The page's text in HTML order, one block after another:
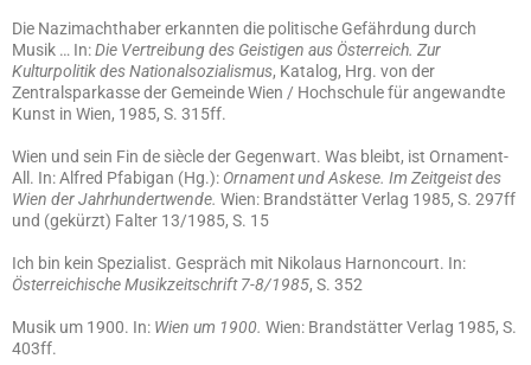
Die Nazimachthaber erkannten die politische Gefährdung durch
Musik … In:Die Vertreibung des Geistigen aus Österreich. Zur
Kulturpolitik des Nationalsozialismus, Katalog, Hrg. von der
Zentralsparkasse der Gemeinde Wien / Hochschule für angewandte
Kunst in Wien, 1985, S. 315ff.
Wien und sein Fin de siècle der Gegenwart. Was bleibt, ist Ornament-
All. In: Alfred Pfabigan (Hg.): Ornament und Askese. Im Zeitgeist des
Wien der Jahrhundertwende. Wien: Brandstätter Verlag 1985, S. 297ff
und (gekürzt) Falter 13/1985, S. 15
Ich bin kein Spezialist. Gespräch mit Nikolaus Harnoncourt. In:
Österreichische Musikzeitschrift 7-8/1985, S. 352
Musik um 1900. In: Wien um 1900. Wien: Brandstätter Verlag 1985, S.
403ff.